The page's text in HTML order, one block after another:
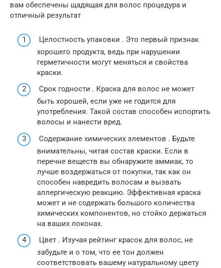
вам обеспечены щадящая для волос процедура и
отличный результат
Целостность упаковки . Это первый признак
хорошего продукта, ведь при нарушении
герметичности могут меняться и свойства
краски.
Срок годности . Краска для волос не может
быть хорошей, если уже не годится для
употребления. Такой состав способен испортить
волосы и нанести вред.
Содержание химических элементов . Будьте
внимательны, читая состав краски. Если в
перечне веществ вы обнаружите аммиак, то
лучше воздержаться от покупки, так как он
способен навредить волосам и вызвать
аллергическую реакцию. Эффективная краска
может и не содержать большого количества
химических компонентов, но стойко держаться
на ваших локонах.
Цвет . Изучая рейтинг красок для волос, не
забудьте и о том, что ее тон должен
соответствовать вашему натуральному цвету